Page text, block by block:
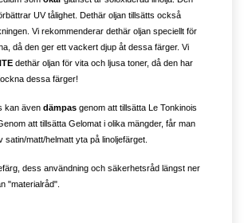
UV tålighet. Dethär oljan tillsätts också
Vi rekommenderar dethär oljan speciellt för
då den ger ett vackert djup åt dessa färger. Vi
dethär oljan för vita och ljusa toner, då den har
dessa färger!
kan även dämpas genom att tillsätta Le Tonkinois
att tillsätta Gelomat i olika mängder, får man
satin/matt/helmatt yta på linoljefärget.
dess användning och säkerhetsråd längst ner
"materialråd".